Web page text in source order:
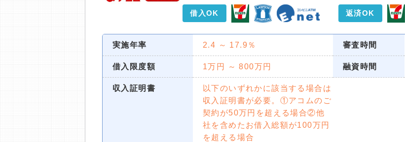
借入OK 返済OK
実施年率 2.4 ～ 17.9％ 審査時間
借入限度額 1万円 ～ 800万円 融資時間
収入証明書
以下のいずれかに該当する場合は
収入証明書が必要。①アコムのご
契約が50万円を超える場合②他
社を含めたお借入総額が100万円
を超える場合